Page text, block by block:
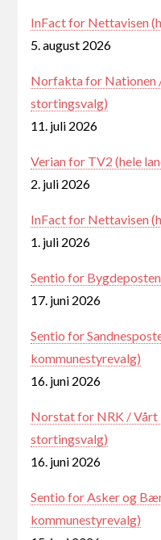
InFact for Nettavisen
5. august 2026
Norfakta for Nationen
stortingsvalg)
11. juli 2026
Verian for TV2 (hele
2. juli 2026
InFact for Nettavisen
1. juli 2026
Sentio for
17. juni 2026
Sentio for
kommunestyrevalg)
16. juni 2026
Norstat for NRK / Vårt
stortingsvalg)
16. juni 2026
Sentio for Asker og
kommunestyrevalg)